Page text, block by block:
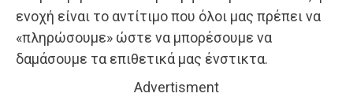
ενοχή είναι το αντίτιμο που όλοι μας πρέπει να
«πληρώσουμε» ώστε να μπορέσουμε να
δαμάσουμε τα επιθετικά μας ένστικτα.
Advertisment